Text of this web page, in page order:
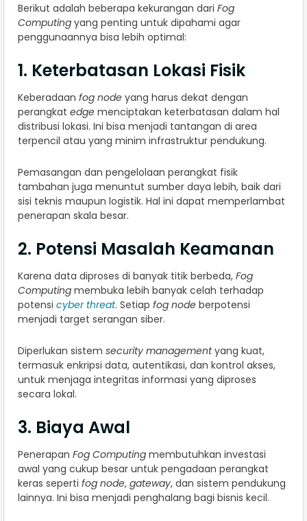
Berikut adalah beberapa kekurangan dari Fog
Computing yang penting untuk dipahami agar
penggunaannya bisa lebih optimal:
1. Keterbatasan Lokasi Fisik
Keberadaan fog node yang harus dekat dengan
perangkat edge menciptakan keterbatasan dalam hal
distribusi lokasi. Ini bisa menjadi tantangan di area
terpencil atau yang minim infrastruktur pendukung.
Pemasangan dan pengelolaan perangkat fisik
tambahan juga menuntut sumber daya lebih, baik dari
sisi teknis maupun logistik. Hal ini dapat memperlambat
penerapan skala besar.
2. Potensi Masalah Keamanan
Karena data diproses di banyak titik berbeda, Fog
Computing membuka lebih banyak celah terhadap
potensi cyber threat. Setiap fog node berpotensi
menjadi target serangan siber.
Diperlukan sistem security managementyang kuat,
termasuk enkripsi data, autentikasi, dan kontrol akses,
untuk menjaga integritas informasi yang diproses
secara lokal.
3. Biaya Awal
Penerapan Fog Computing membutuhkan investasi
awal yang cukup besar untuk pengadaan perangkat
keras seperti fog node, gateway, dan sistem pendukung
lainnya. Ini bisa menjadi penghalang bagi bisnis kecil.